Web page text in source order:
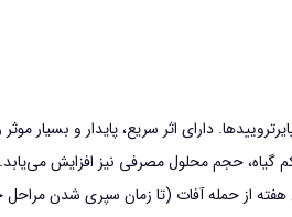
دارای اثر سریع، پایدار و
حجم محلول مصرفی نیز افزایش می‌یابد.
هفته از حمله آفات (تا زمان سپری شدن